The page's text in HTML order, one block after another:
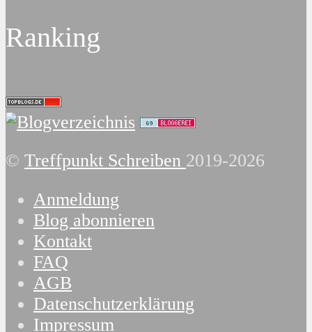
Ranking
© Treffpunkt Schreiben 2019-2026
Anmeldung
Blog abonnieren
Kontakt
FAQ
AGB
Datenschutzerklärung
Impressum